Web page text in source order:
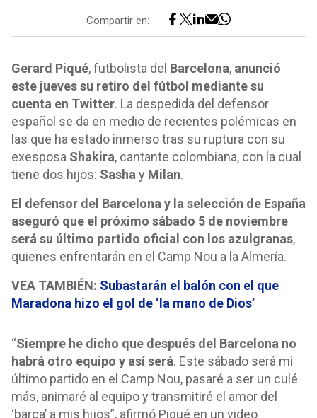
Compartir en:
Gerard Piqué, futbolista del Barcelona, anunció
este jueves su retiro del fútbol mediante su
cuenta en Twitter. La despedida del defensor
español se da en medio de recientes polémicas en
las que ha estado inmerso tras su ruptura con su
exesposa Shakira, cantante colombiana, con la cual
tiene dos hijos: Sasha y Milan.
El defensor del Barcelona y la selección de España
aseguró que el próximo sábado 5 de noviembre
será su último partido oficial con los azulgranas,
quienes enfrentarán en el Camp Nou a la Almería.
VEA TAMBIÉN: Subastarán el balón con el que
Maradona hizo el gol de ‘la mano de Dios’
“Siempre he dicho que después del Barcelona no
habrá otro equipo y así será. Este sábado será mi
último partido en el Camp Nou, pasaré a ser un culé
más, animaré al equipo y transmitiré el amor del
‘barca’ a mis hijos”, afirmó Piqué en un video